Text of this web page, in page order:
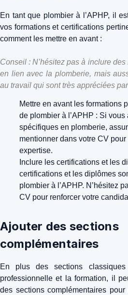
En tant que plombier à l’APHP, il
vos formations et certifications
comment les mettre en avant :
Conseil : N’hésitez pas à inclure
en lien avec la plomberie, mais
au travail qui sont très appréciées
Mettre en avant les formations
de plombier à l’APHP : Si
spécifiques en plomberie,
mentionner dans votre CV
expertise.
Inclure les certifications et les
certifications et les diplômes
plombier à l’APHP. N’hésitez
CV pour renforcer votre
Ajouter des sections
complémentaires
En plus des sections classiques
professionnelle et la formation, il
des sections complémentaires pour